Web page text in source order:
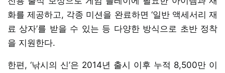
화를 제공하고, 각종 미션을 완료하면 ‘일반 액세서리 재
료 상자’를 받을 수 있는 등 다양한 방식으로 초반 정착
을 지원한다.
한편, ‘낚시의 신’은 2014년 출시 이후 누적 8,500만 이